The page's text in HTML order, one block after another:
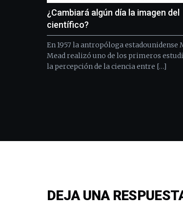
¿Cambiará algún día la imagen del
científico?
En 1957 la antropóloga estadounidense
Mead realizó uno de los primeros
la percepción de la ciencia entre […]
DEJA UNA